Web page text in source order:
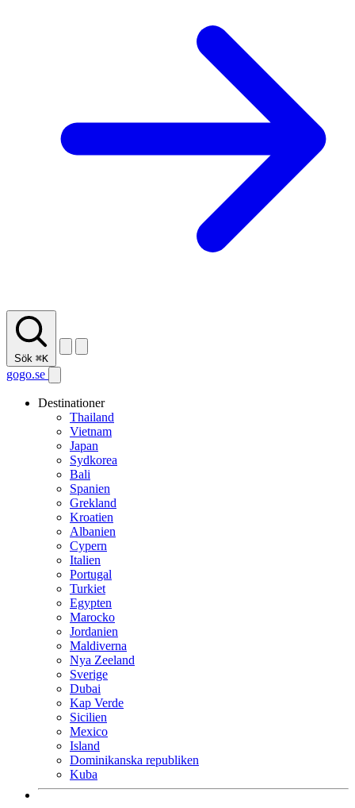
Sök ⌘K
gogo.se
Destinationer
Thailand
Vietnam
Japan
Sydkorea
Bali
Spanien
Grekland
Kroatien
Albanien
Cypern
Italien
Portugal
Turkiet
Egypten
Marocko
Jordanien
Maldiverna
Nya Zeeland
Sverige
Dubai
Kap Verde
Sicilien
Mexico
Island
Dominikanska republiken
Kuba